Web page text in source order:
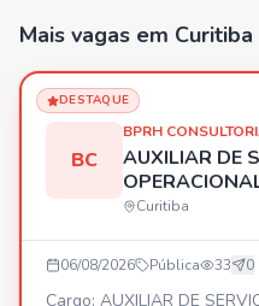
Mais vagas em Curitiba
DESTAQUE
BC
BPRH
AUXILIAR DE
ESTOQUES)
Curitiba
06/08/2026 Pública 33 0
Cargo: AUXILIAR DE